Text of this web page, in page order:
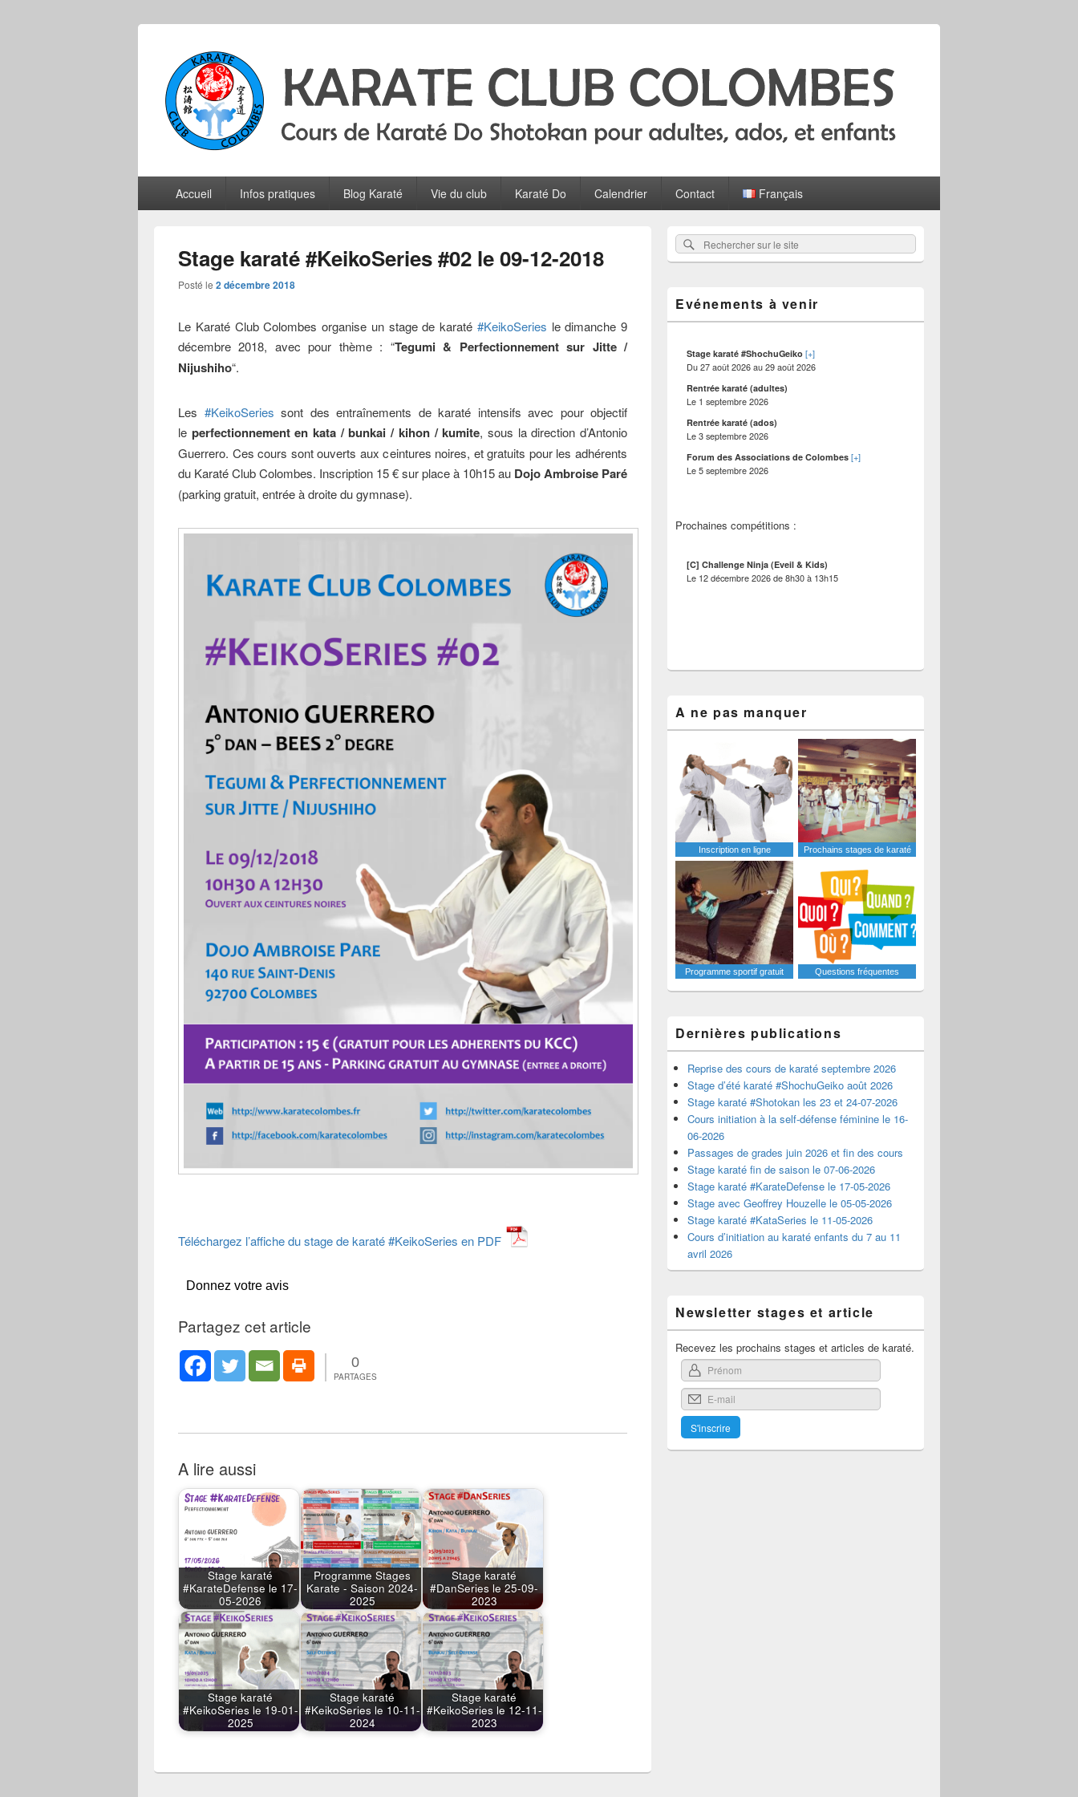
Karate Club Colombes
principalAccueil Infos pratiques Blog Karaté Vie du club Karaté Do Calendrier Contact Français
Stage karaté #KeikoSeries #02 le 09-12-2018
Posté le 2 décembre 2018
Le Karaté Club Colombes organise un stage de karaté #KeikoSeries le dimanche 9
décembre 2018, avec pour thème : “Tegumi & Perfectionnement sur Jitte /
Nijushiho“.
Les #KeikoSeries sont des entraînements de karaté intensifs avec pour objectif
le perfectionnement en kata / bunkai / kihon / kumite, sous la direction d’Antonio
Guerrero. Ces cours sont ouverts aux ceintures noires, et gratuits pour les adhérents
du Karaté Club Colombes. Inscription 15 € sur place à 10h15 au Dojo Ambroise Paré
(parking gratuit, entrée à droite du gymnase).
Téléchargez l’affiche du stage de karaté #KeikoSeries en PDF
Donnez votre avis
Partagez cet article
0
PARTAGES
A lire aussi
Stage karaté
#KarateDefense le 17-
05-2026
Programme Stages
Karate - Saison 2024-
2025
Stage karaté
#DanSeries le 25-09-
2023
Stage karaté
#KeikoSeries le 19-01-
2025
Stage karaté
#KeikoSeries le 10-11-
2024
Stage karaté
#KeikoSeries le 12-11-
2023
Zone
principale
de
barre
Rechercher :
Rechercher
sur
site
Evénements à venir
Stage karaté #ShochuGeiko [+]
Du27 août 2026au29 août 2026
Rentrée karaté (adultes)
Le 1 septembre 2026
Rentrée karaté (ados)
Le3 septembre 2026
Forum des Associations de Colombes [+]
Le5 septembre 2026
Prochaines compétitions :
[C] Challenge Ninja (Eveil & Kids)
Le 12 décembre 2026de8h30à 13h15
A ne pas manquer
Inscription en ligne Prochains stages de karaté
Programme sportif gratuit Questions fréquentes
Dernières publications
Reprise des cours de karaté septembre 2026
Stage d’été karaté #ShochuGeiko août 2026
Stage karaté #Shotokan les 23 et 24-07-2026
Cours initiation à la self-défense féminine le 16-
06-2026
Passages de grades juin 2026 et fin des cours
Stage karaté fin de saison le 07-06-2026
Stage karaté #KarateDefense le 17-05-2026
Stage avec Geoffrey Houzelle le 05-05-2026
Stage karaté #KataSeries le 11-05-2026
Cours d’initiation au karaté enfants du 7 au 11
avril 2026
Newsletter stages et article
Recevez les prochains stages et articles de karaté.